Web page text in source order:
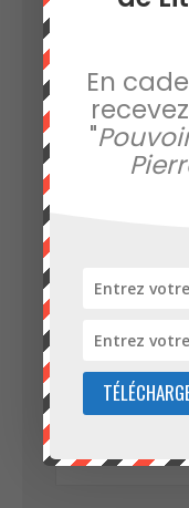
Votre adresse
champs
Commentaire*
Nom*
En
"